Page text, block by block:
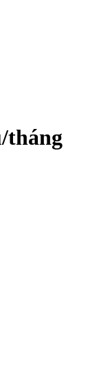
tháng